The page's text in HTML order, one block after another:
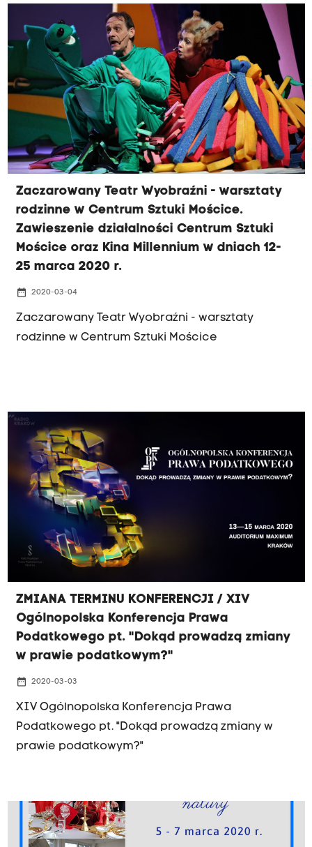
Zaczarowany Teatr Wyobraźni - warsztaty
rodzinne w Centrum Sztuki Mościce.
Zawieszenie działalności Centrum Sztuki
Mościce oraz Kina Millennium w dniach 12-
25 marca 2020 r.
date_range 2020-03-04
Zaczarowany Teatr Wyobraźni - warsztaty
rodzinne w Centrum Sztuki Mościce
ZMIANA TERMINU KONFERENCJI / XIV
Ogólnopolska Konferencja Prawa
Podatkowego pt. "Dokąd prowadzą zmiany
w prawie podatkowym?"
date_range 2020-03-03
XIV Ogólnopolska Konferencja Prawa
Podatkowego pt. "Dokąd prowadzą zmiany w
prawie podatkowym?"